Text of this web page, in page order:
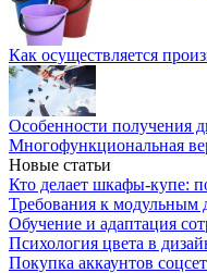
Как осуществляется
Особенности получения
Многофункциональная
Новые статьи
Кто делает шкафы-купе:
Требования к модульным
Обучение и адаптация
Психология цвета в
Покупка аккаунтов